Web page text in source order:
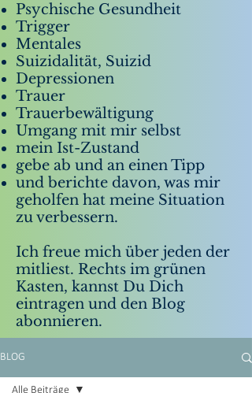
Psychische Gesundheit
Trigger
Mentales
Suizidalität, Suizid
Depressionen
Trauer
Trauerbewältigung
Umgang mit mir selbst
mein Ist-Zustand
gebe ab und an einen Tipp
und berichte davon, was mir
geholfen hat meine Situation
zu verbessern.
Ich freue mich über jeden der
mitliest. Rechts im grünen
Kasten, kannst Du Dich
eintragen und den Blog
abonnieren.
BLOG
Alle Beiträge